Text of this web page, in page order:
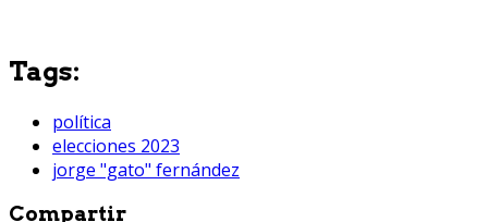
Tags:
política
elecciones 2023
jorge "gato" fernández
Compartir